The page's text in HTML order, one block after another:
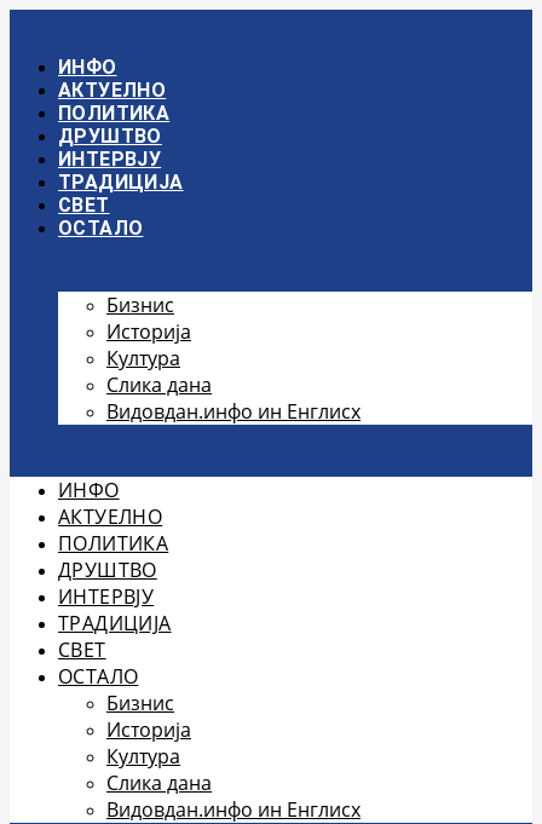
садржајИНФО
АКТУЕЛНО
ПОЛИТИКА
ДРУШТВО
ИНТЕРВЈУ
ТРАДИЦИЈА
СВЕТ
ОСТАЛО
Бизнис
Историја
Култура
Слика дана
Видовдан.инфо ин Енглисх
ИНФО
АКТУЕЛНО
ПОЛИТИКА
ДРУШТВО
ИНТЕРВЈУ
ТРАДИЦИЈА
СВЕТ
ОСТАЛО
Бизнис
Историја
Култура
Слика дана
Видовдан.инфо ин Енглисх